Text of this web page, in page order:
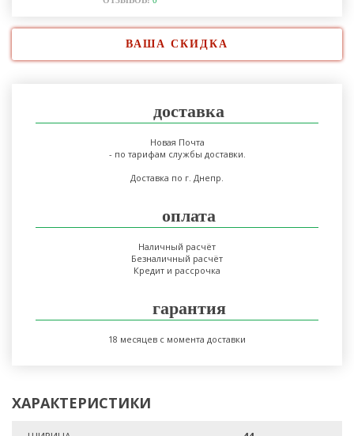
ВАША СКИДКА
доставка
Новая Почта
- по тарифам службы доставки.
Доставка по г. Днепр.
оплата
Наличный расчёт
Безналичный расчёт
Кредит и рассрочка
гарантия
18 месяцев с момента доставки
ХАРАКТЕРИСТИКИ